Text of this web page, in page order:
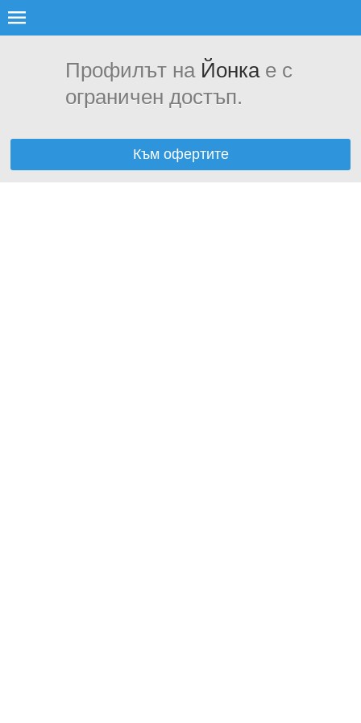
Профилът на Йонкае с
ограничен достъп.
Към офертите